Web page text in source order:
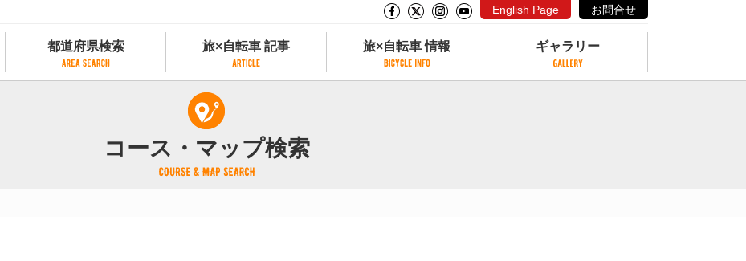
English Page お問合せ
都道府県検索
都道府県別サイクリング情報
旅×自転車 記事
旅×自転車 記事
記事一覧
カテゴリから探す
旅×自転車 情報
サイクリストにやさしい宿
サイクルトレイン
ギャラリー
コース・マップ検索